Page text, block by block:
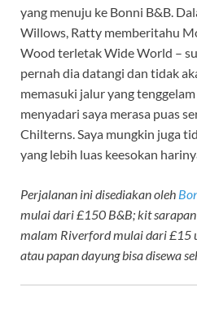
yang menuju ke Bonni B&B.
Willows, Ratty memberitahu
Wood terletak Wide World –
pernah dia datangi dan tidak
memasuki jalur yang
menyadari saya merasa puas
Chilterns. Saya mungkin juga
yang lebih luas keesokan
Perjalanan ini disediakan oleh
mulai dari £150 B&B;kit
malam Riverford mulai dari £15
atau papan dayung bisa disewa